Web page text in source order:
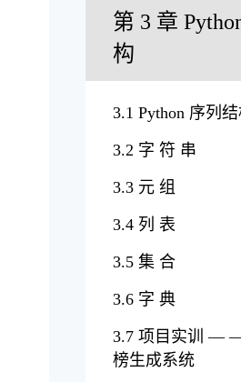
第 3 章
构
3.1 Python 序列
3.2 字 符 串
3.3 元 组
3.4 列 表
3.5 集 合
3.6 字 典
3.7 项目实训 —
榜生成系统